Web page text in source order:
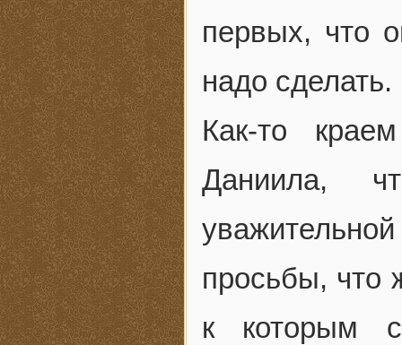
первых, что
надо сделать.
Как-то
Даниила,
просьбы, что
к которым